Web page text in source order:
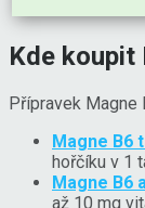
Kde koupit
Přípravek Magne
Magne B6
hořčíku v 1
Magne B6
až 10 mg